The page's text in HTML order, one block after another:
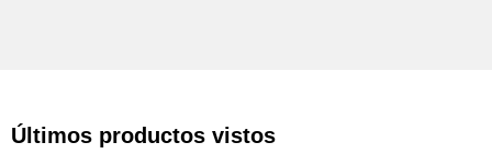
Últimos productos vistos